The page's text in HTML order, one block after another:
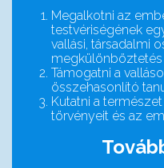
Megalkotni az
testvériségének
vallási, társadalmi
megkülönböztetés
Támogatni a
összehasonlító
Kutatni a
törvényeit és az